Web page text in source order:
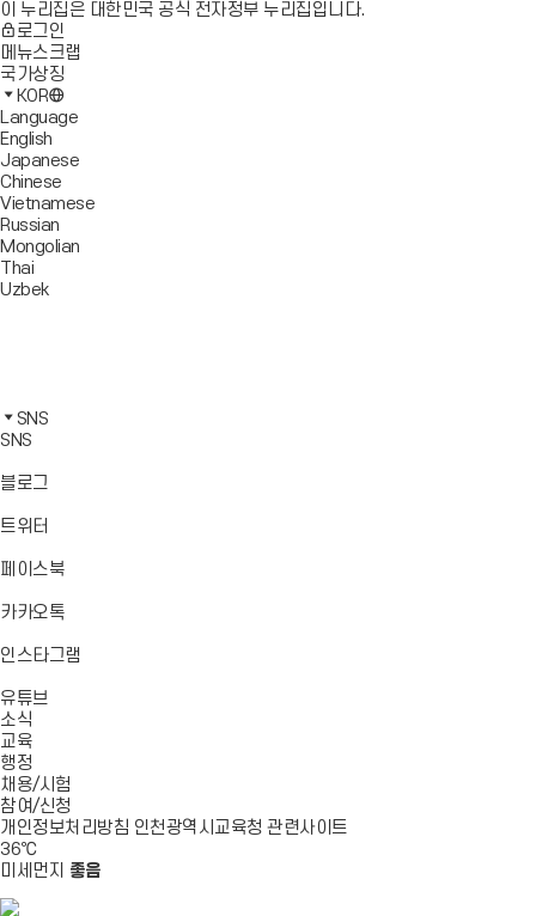
이 누리집은 대한민국 공식 전자정부 누리집입니다.
로그인
메뉴스크랩
국가상징
KOR
Language
English
Japanese
Chinese
Vietnamese
Russian
Mongolian
Thai
Uzbek
가
기
로
가
북
바
가
타
그
바
가
카
오
바
가
SNS
SNS
블로그
트위터
가
페이스북바
가
카카오톡바
가
인스타그램
유튜브
소식
교육
행정
채용/시험
참여/신청
개인정보처리방침 인천광역시교육청 관련사이트
36℃
미세먼지 좋음